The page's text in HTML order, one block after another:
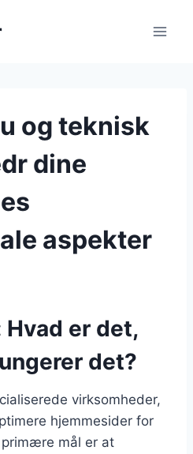
og teknisk
dine
aspekter
Hvad er det,
det?
virksomheder,
hjemmesider for
primære mål er at